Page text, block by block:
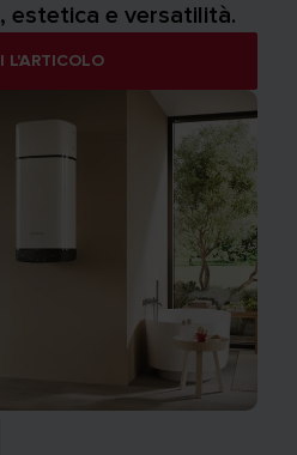
estetica e versatilità.
L'ARTICOLO